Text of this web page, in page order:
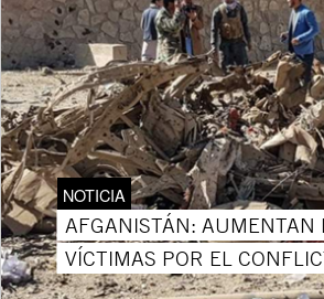
NOTICIA
AFGANISTÁN: AUMENTAN
VÍCTIMAS POR EL